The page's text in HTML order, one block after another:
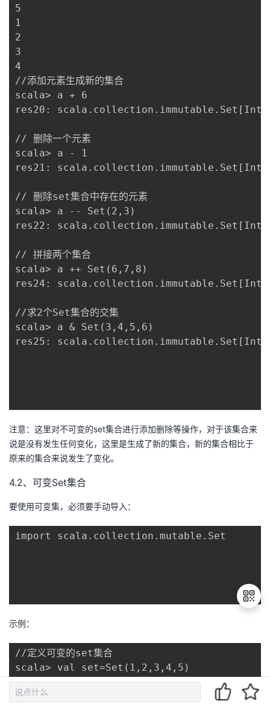
5
1
2
3
4
//添加元素生成新的集合
scala> a + 6
res20:
// 删除一个元素
scala> a - 1
res21:
// 删除set集合中存在的元素
scala> a -- Set(2,3)
res22:
// 拼接两个集合
scala> a ++ Set(6,7,8)
res24:
//求2个Set集合的交集
scala> a & Set(3,4,5,6)
res25:
注意：这里对不可变的set集合进行添加删除等操作，对于该集合来
说是没有发生任何变化，这里是生成了新的集合，新的集合相比于
原来的集合来说发生了变化。
4.2、可变Set集合
要使用可变集，必须要手动导入：
import scala.collection.mutable.Set
示例：
//定义可变的set集合
scala> val set=Set(1,2,3,4,5)
set: scala.collection.mutable.Set[Int] =